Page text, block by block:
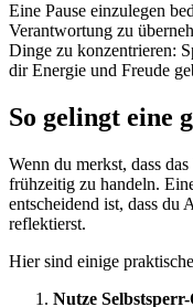
Eine Pause einzulegen
Verantwortung zu
Dinge zu konzentrieren:
dir Energie und Freude
So gelingt eine
Wenn du merkst, dass
frühzeitig zu handeln.
entscheidend ist, dass du
reflektierst.
Hier sind einige
Nutze